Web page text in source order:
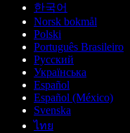
한국어
Norsk bokmål
Polski
Português Brasileiro
Русский
Українська
Español
Español (México)
Svenska
ไทย